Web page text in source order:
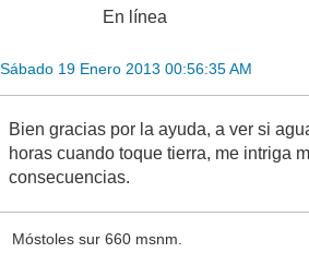
En línea
Sábado 19 Enero 2013 00:56:35 AM
Bien gracias por la ayuda, a ver si
horas cuando toque tierra, me intriga
consecuencias.
Móstoles sur 660 msnm.